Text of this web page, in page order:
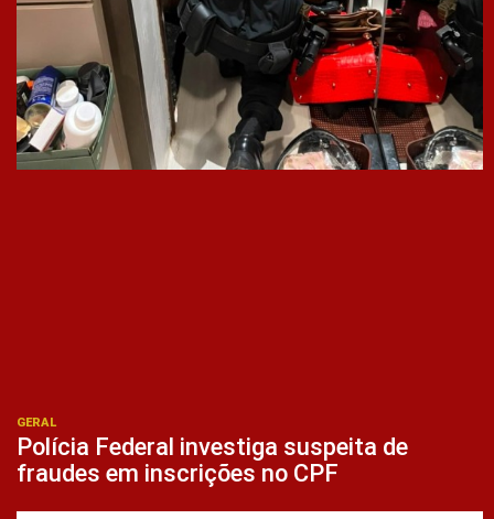
GERAL
Polícia Federal investiga suspeita de
fraudes em inscrições no CPF